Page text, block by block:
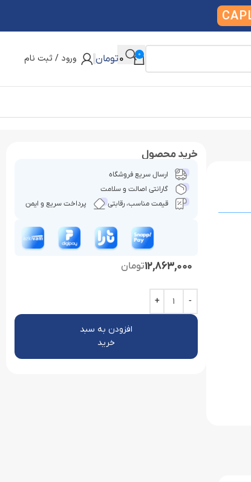
0
0تومان ورود / ثبت نام
خرید محصول
ارسال سریع فروشگاه
گارانتی اصالت و سلامت
قیمت مناسب، رقابتی
پرداخت سریع و ایمن
12,863,000تومان
افزودن به سبد
خرید